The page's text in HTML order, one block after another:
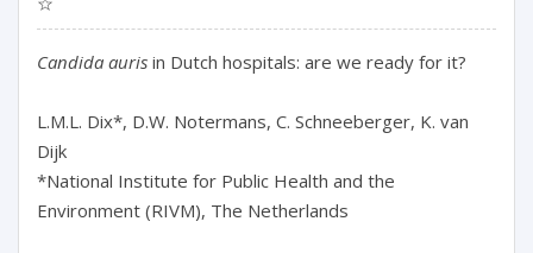
Candida auris in Dutch hospitals: are we ready for it?
L.M.L. Dix*, D.W. Notermans, C. Schneeberger, K. van
Dijk
*National Institute for Public Health and the
Environment (RIVM), The Netherlands